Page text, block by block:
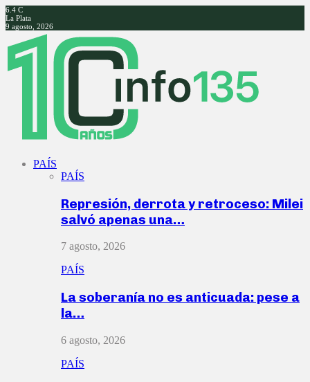
6.4 C
La Plata
9 agosto, 2026
Facebook
Twitter
Instagram
Youtube
PAÍS
PAÍS
Represión, derrota y retroceso: Milei
salvó apenas una…
7 agosto, 2026
PAÍS
La soberanía no es anticuada: pese a
la…
6 agosto, 2026
PAÍS